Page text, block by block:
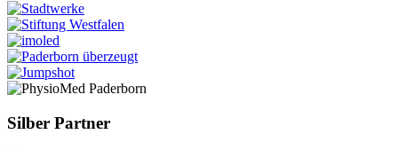
Silber Partner